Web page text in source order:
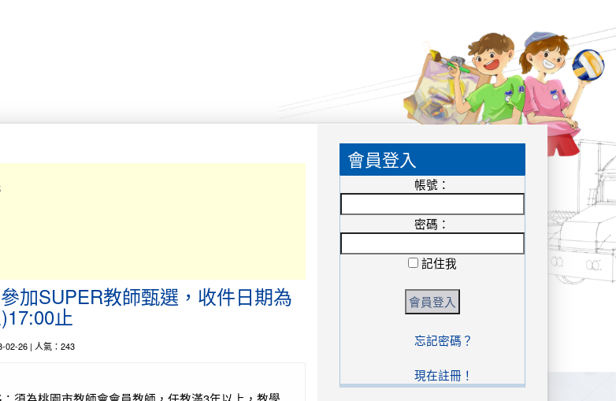
加SUPER教師甄選，收件日期為
止
02-26 | 人氣：243
會員登入
帳號：
密碼：
記住我
忘記密碼？
現在註冊！